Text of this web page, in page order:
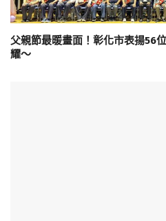
父親節最暖畫面！彰化市表揚56
耀～